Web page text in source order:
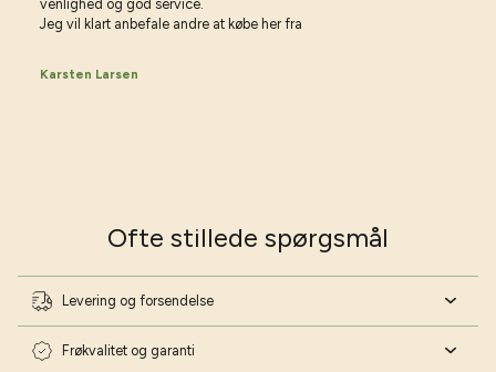
venlighed og god service.
Jeg vil klart anbefale andre at købe her fra
Karsten Larsen
Ofte stillede spørgsmål
Levering og forsendelse
Frøkvalitet og garanti